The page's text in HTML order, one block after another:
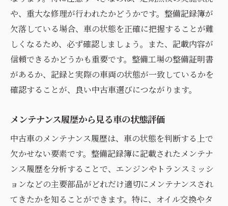
や、重大な修理が行われたかどうかです。整備記録簿が
欠落している場合、車の状態を正確に把握することが難
しくなるため、必ず確認しましょう。また、記載内容が
信頼できるかどうかも重要です。整備工場の整備証明書
があるか、記録と実際の車両の状態が一致しているかを
確認することが、良い中古車選びにつながります。
メンテナンス履歴から見る車の状態評価
中古車のメンテナンス履歴は、車の状態を判断する上で
欠かせない要素です。整備記録簿に記載されたメンテナ
ンス履歴を分析することで、エンジンやトランスミッシ
ョンなどの主要部品がどれだけ適切にメンテナンスされ
てきたかを知ることができます。特に、オイル交換やタ